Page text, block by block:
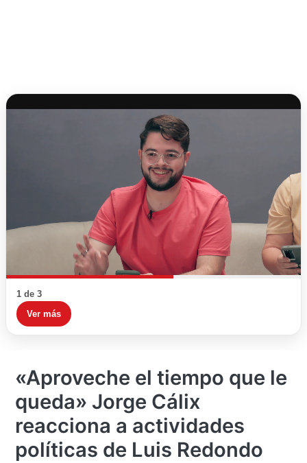
1 de 3
Ver más
«Aproveche el tiempo que le
queda» Jorge Cálix
reacciona a actividades
políticas de Luis Redondo